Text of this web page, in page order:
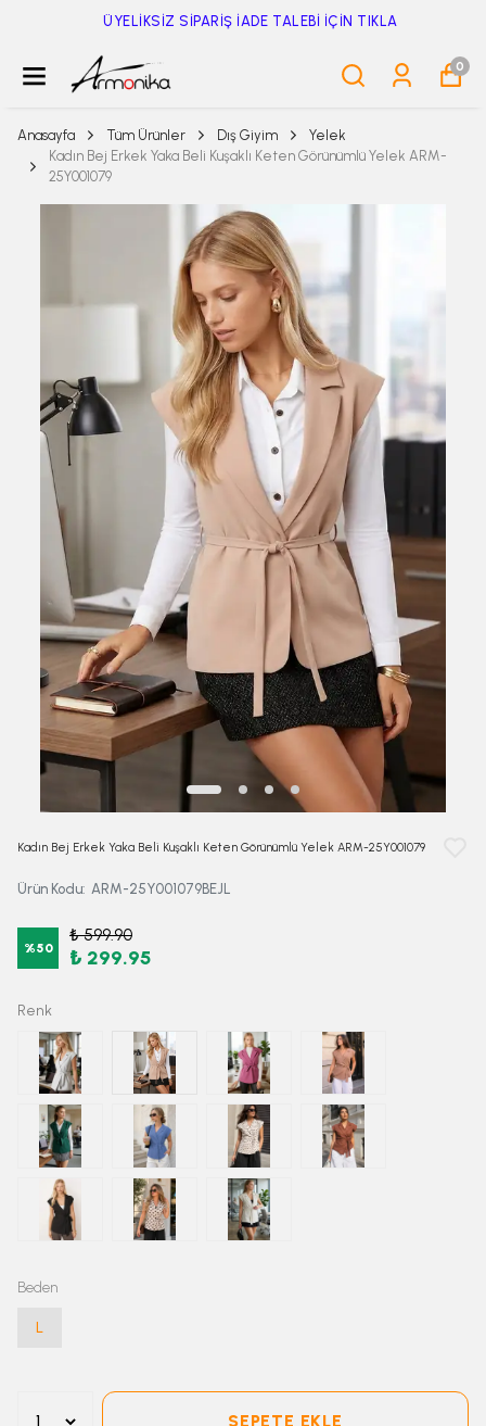
ÜYELİKSİZ SİPARİŞ İADE TALEBİ İÇİN TIKLA
0
Anasayfa Tüm Ürünler Dış Giyim
Yelek
Kadın Bej Erkek Yaka Beli Kuşaklı Keten Görünümlü Yelek ARM-
25Y001079
Kadın Bej Erkek Yaka Beli Kuşaklı Keten Görünümlü Yelek ARM-25Y001079
Ürün Kodu: ARM-25Y001079BEJL
%50
₺ 599.90
₺ 299.95
Renk
Beden
L
SEPETE EKLE